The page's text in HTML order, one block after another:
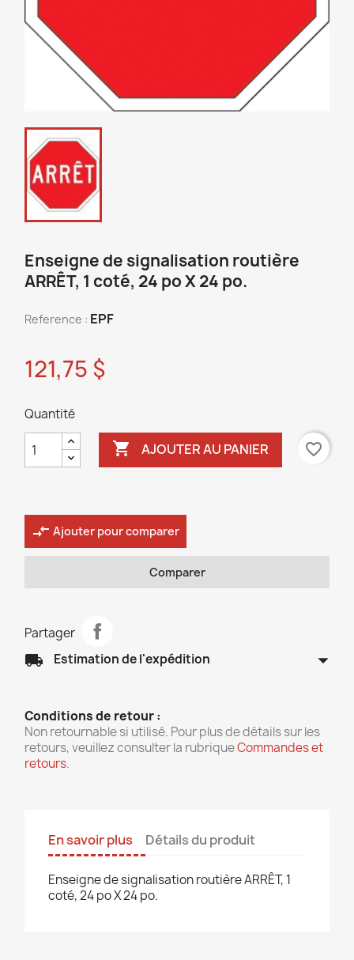
Enseigne de signalisation routière
ARRÊT, 1 coté, 24 po X 24 po.
Reference : EPF
121,75 $
Quantité
 AJOUTER AU PANIER favorite_border
compare_arrows Ajouter pour comparer
Comparer
Partager
local_shipping Estimation de l'expédition arrow_drop_down
Conditions de retour :
Non retournable si utilisé. Pour plus de détails sur les
retours, veuillez consulter la rubriqueCommandes et
retours.
En savoir plus Détails du produit
Enseigne de signalisation routière ARRÊT, 1
coté, 24 po X 24 po.